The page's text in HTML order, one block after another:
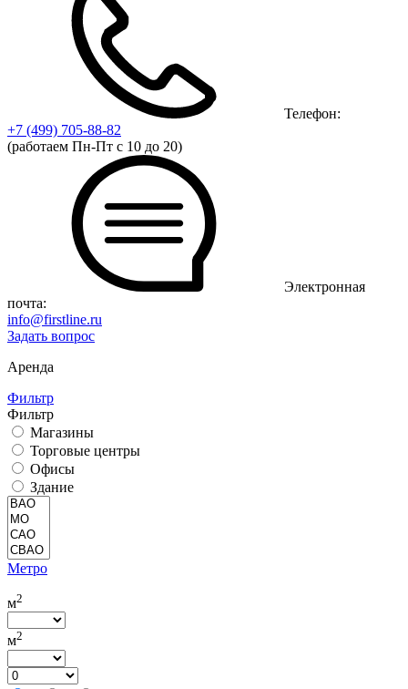
Телефон:
+7 (499) 705-88-82
(работаем Пн-Пт с 10 до 20)
Электронная
почта:
info@firstline.ru
Задать вопрос
Аренда
Фильтр
Фильтр
Магазины
Торговые центры
Офисы
Здание
Метро
м2
м2